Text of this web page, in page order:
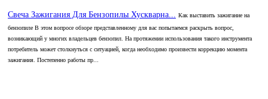
Свеча Зажигания Для Бензопилы Хускварна... Как выставить зажигание на
бензопиле В этом вопросе обзоре представленному для вас попытаемся раскрыть вопрос,
возникающий у многих владельцев бензопил. На протяжении использования такого инструмента
потребитель может столкнуться с ситуацией, когда необходимо произвести коррекцию момента
зажигания. Постепенно работы пр...